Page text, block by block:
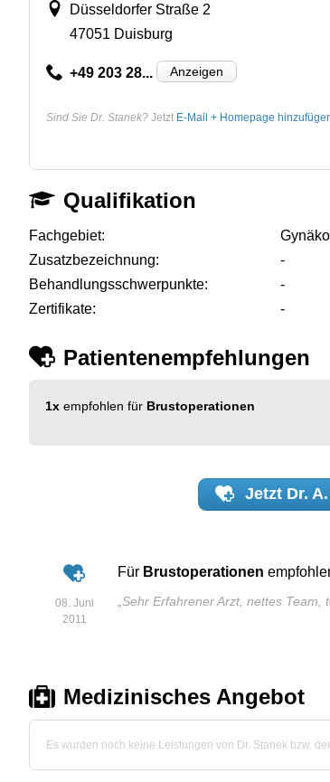
Düsseldorfer Straße 2
47051 Duisburg
+49 203 28... Anzeigen
Sind Sie Dr. Stanek? Jetzt E-Mail + Homepage
Qualifikation
Fachgebiet:
Zusatzbezeichnung:
-
Behandlungsschwerpunkte:
-
Zertifikate:
-
Patientenempfehlungen
1x empfohlen für Brustoperationen
Jetzt Dr.
08. Juni
2011
Für Brustoperationen
„Sehr Erfahrener Arzt, nettes Team,
Medizinisches Angebot
Es wurden noch keine Leistungen von Dr. Stanek bzw.